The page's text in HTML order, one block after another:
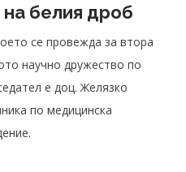
на белия дроб
се провежда за втора
научно дружество по
е доц. Желязко
по медицинска